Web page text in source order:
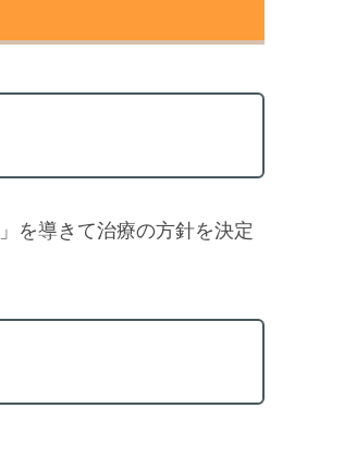
を導きて治療の方針を決定